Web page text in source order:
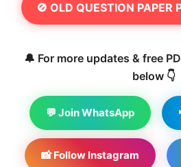
🚫 OLD QUESTION PAPER
🔔 For more updates & free
below 👇
💬 Join WhatsApp
📸 Follow Instagram